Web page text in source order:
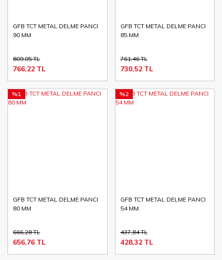
GFB TCT METAL DELME PANCI
90 MM
809,05 TL
766,22 TL
GFB TCT METAL DELME PANCI
85 MM
761,46 TL
730,52 TL
GFB TCT METAL DELME PANCI
80 MM
%1
666,28 TL
656,76 TL
GFB TCT METAL DELME PANCI
54 MM
%2
437,84 TL
428,32 TL